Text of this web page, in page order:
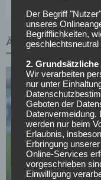
ÄHNLICHE
BUNDESLIGA
Baku blüht bei
sorgt für
Der Begriff
unseres
Begrifflichkeiten,
2.
Wir verarbeiten
nur unter
Geboten der
Datenvermeidung.
werden nur beim
Erlaubnis,
Erbringung
Online-Services
vorgeschrieben
Einwilligung